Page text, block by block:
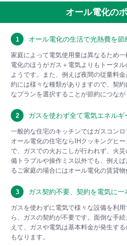
オール電化の
1 オール電化の生活で光熱費を節
家庭によって電気使用量は異なるため
電化のほうがガス＋電気よりもトータ
ようです。また、例えば夜間の従量料
約には様々な種類がありますので、契
なプランを選択することが節約につなが
2 ガスを使わず全て電気エネル
一般的な住宅のキッチンではガスコンロ
オール電化の住宅ならIHクッキングヒ
で、ガスでの火おこしが行われず、火
備トラブルや操作ミス以外でも、例え
るご家庭の場合にはオール電化の賃貸物
3 ガス契約不要、契約を電気に一
ガスを使わずに電気で様々な設備を利
ら、ガスの契約が不要です。面倒な手
えて、ガスや電気は基本料金が発生す
もなります。